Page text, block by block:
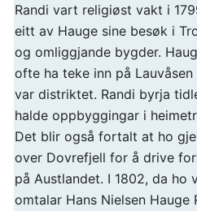
Randi vart religiøst vakt i
eitt av Hauge sine besøk i
og omliggjande bygder.
ofte ha teke inn på Lauvåsen
var distriktet. Randi byrja
halde oppbyggingar i
Det blir også fortalt at ho
over Dovrefjell for å drive
på Austlandet. I 1802, da ho
omtalar Hans Nielsen Hauge